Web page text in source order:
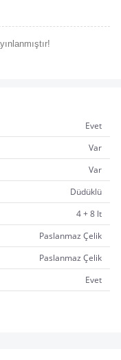
Evet
Var
Var
Düdüklü
4 + 8 lt
Paslanmaz Çelik
Paslanmaz Çelik
Evet